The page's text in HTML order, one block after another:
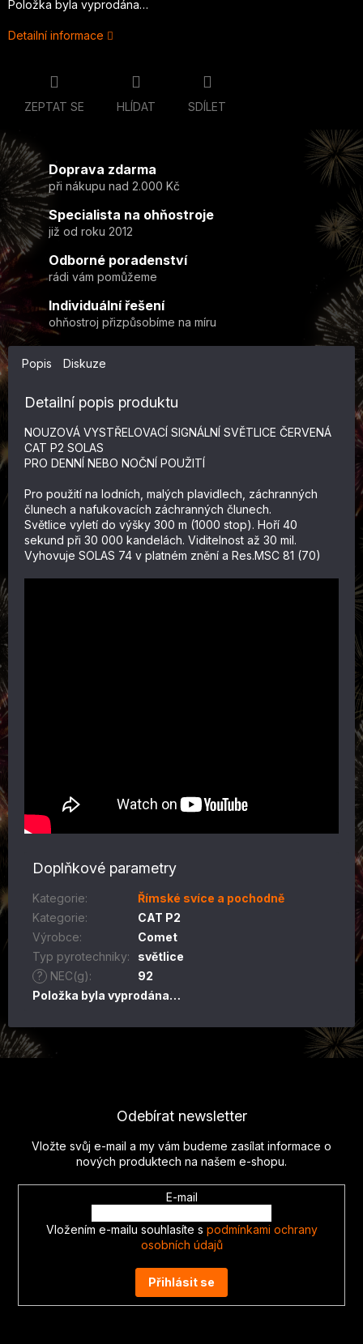
Položka byla vyprodána…
Detailní informace
ZEPTAT SE HLÍDAT SDÍLET
Doprava zdarma
při nákupu nad 2.000 Kč
Specialista na ohňostroje
již od roku 2012
Odborné poradenství
rádi vám pomůžeme
Individuální řešení
ohňostroj přizpůsobíme na míru
Popis Diskuze
Detailní popis produktu
NOUZOVÁ VYSTŘELOVACÍ SIGNÁLNÍ SVĚTLICE ČERVENÁ
CAT P2 SOLAS
PRO DENNÍ NEBO NOČNÍ POUŽITÍ
Pro použití na lodních, malých plavidlech, záchranných
člunech a nafukovacích záchranných člunech.
Světlice vyletí do výšky 300 m (1000 stop). Hoří 40
sekund při 30 000 kandelách. Viditelnost až 30 mil.
Vyhovuje SOLAS 74 v platném znění a Res.MSC 81 (70)
Doplňkové parametry
Kategorie:
Římské svíce a pochodně
Kategorie:
CAT P2
Výrobce:
Comet
Typ pyrotechniky:
světlice
?
NEC(g):
92
Položka byla vyprodána…
Odebírat newsletter
Vložte svůj e-mail a my vám budeme zasílat informace o
nových produktech na našem e-shopu.
E-mail
Vložením e-mailu souhlasíte s podmínkami ochrany
osobních údajů
Přihlásit se